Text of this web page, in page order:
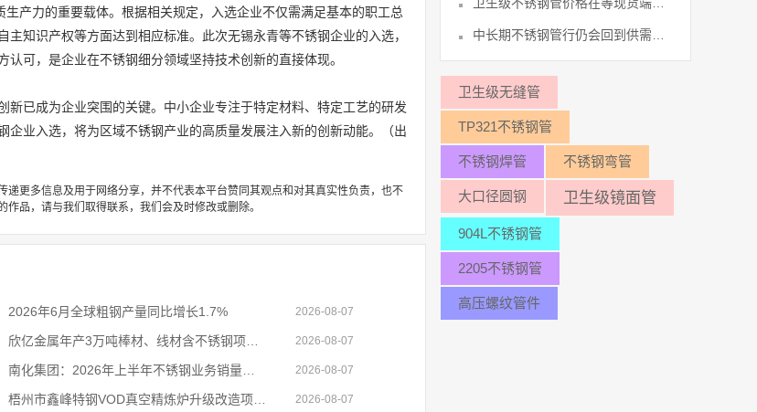
产力的重要载体。根据相关规定，入选企业不仅需满足基本的职工总
知识产权等方面达到相应标准。此次无锡永青等不锈钢企业的入选，
可，是企业在不锈钢细分领域坚持技术创新的直接体现。
已成为企业突围的关键。中小企业专注于特定材料、特定工艺的研发
业入选，将为区域不锈钢产业的高质量发展注入新的创新动能。
（出
更多信息及用于网络分享，并不代表本平台赞同其观点和对其真实性负责，也不
品，请与我们取得联系，我们会及时修改或删除。
2026年6月全球粗钢产量同比增长1.7% 2026-08-07
2026-08-07
2026-08-07
2026-08-07
卫生级无缝管
TP321不锈钢管
不锈钢焊管 不锈钢弯管
大口径圆钢 卫生级镜面管
904L不锈钢管
2205不锈钢管
高压螺纹管件